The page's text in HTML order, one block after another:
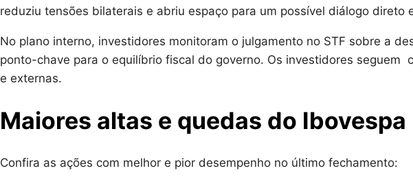
reduziu tensões bilaterais e abriu espaço para um possível diálogo direto
No plano interno, investidores monitoram o julgamento no STF sobre a
ponto-chave para o equilíbrio fiscal do governo. Os investidores seguem
e externas.
Maiores altas e quedas do Ibovespa
Confira as ações com melhor e pior desempenho no último fechamento: